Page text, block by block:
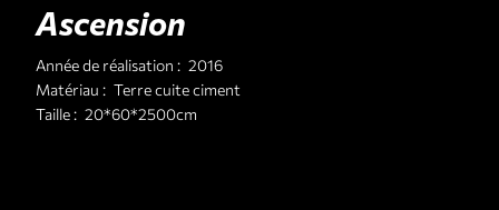
Ascension
Année de réalisation : 2016
Matériau : Terre cuite ciment
Taille : 20*60*2500cm